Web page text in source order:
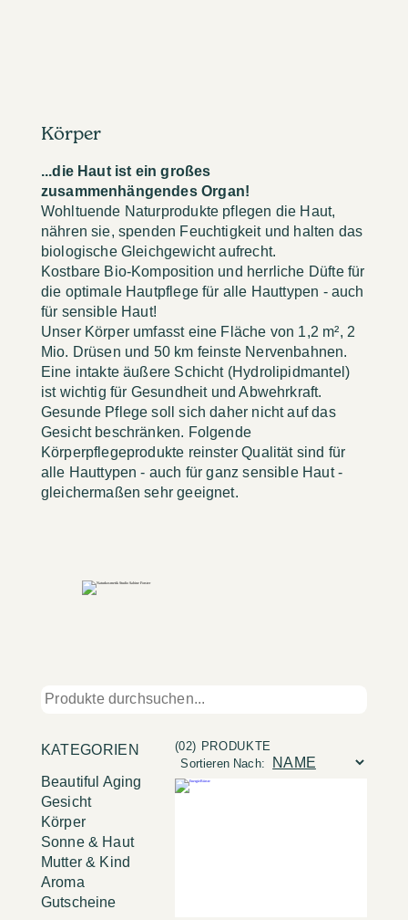
Körper
...die Haut ist ein großes
zusammenhängendes Organ!
Wohltuende Naturprodukte pflegen die Haut,
nähren sie, spenden Feuchtigkeit und halten das
biologische Gleichgewicht aufrecht.
Kostbare Bio-Komposition und herrliche Düfte für
die optimale Hautpflege für alle Hauttypen - auch
für sensible Haut!
Unser Körper umfasst eine Fläche von 1,2 m², 2
Mio. Drüsen und 50 km feinste Nervenbahnen.
Eine intakte äußere Schicht (Hydrolipidmantel)
ist wichtig für Gesundheit und Abwehrkraft.
Gesunde Pflege soll sich daher nicht auf das
Gesicht beschränken. Folgende
Körperpflegeprodukte reinster Qualität sind für
alle Hauttypen - auch für ganz sensible Haut -
gleichermaßen sehr geeignet.
KATEGORIEN
Beautiful Aging
Gesicht
Körper
Sonne & Haut
Mutter & Kind
Aroma
Gutscheine
(02) PRODUKTE
Sortieren Nach: